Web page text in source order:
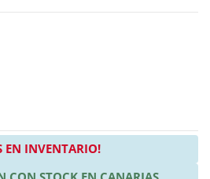
EN INVENTARIO!